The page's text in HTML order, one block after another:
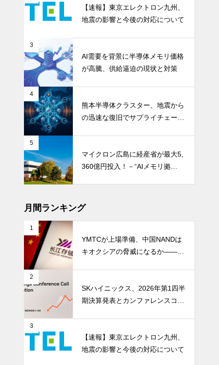
【速報】東京エレクトロン九州、
地震の影響と今後の対応について
3
AI需要を背景に半導体メモリ価格
が高騰、供給逼迫の現状と対策
4
熊本半導体クラスター、地震から
の迅速な復旧でサプライチェーン
5
マイクロン広島に経産省が最大5,
360億円投入！－“AIメモリ拠
月間ランキング
1
YMTCが上場準備、中国NANDは
キオクシアの脅威になるか――AI
2
SKハイニックス、2026年第1四半
期決算発表とカンファレンスコー
3
【速報】東京エレクトロン九州、
地震の影響と今後の対応について